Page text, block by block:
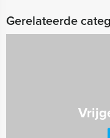
Gerelateerde